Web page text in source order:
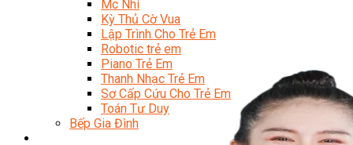
Mc Nhí
Kỳ Thủ Cờ Vua
Lập Trình Cho Trẻ Em
Robotic trẻ em
Piano Trẻ Em
Thanh Nhạc Trẻ Em
Sơ Cấp Cứu Cho Trẻ Em
Toán Tư Duy
Bếp Gia Đình